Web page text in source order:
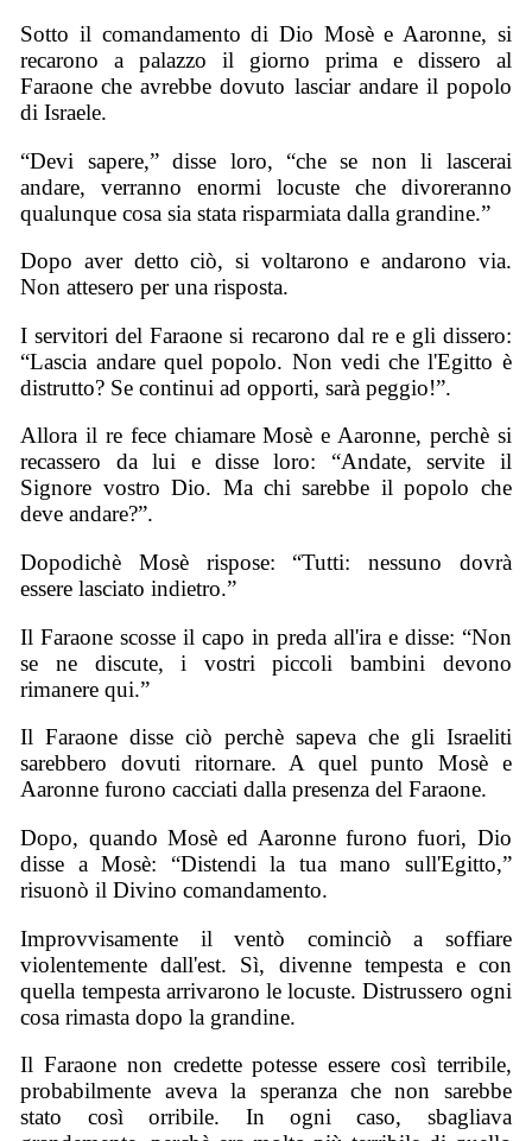
Sotto il comandamento di Dio Mosè e Aaronne, si
recarono apalazzo il giorno prima e dissero al
Faraone che avrebbe dovuto lasciar andare il popolo
di Israele.
“Devi sapere,” disse loro, “che se non li lascerai
andare, verranno enormi locuste che divoreranno
qualunque cosa sia stata risparmiata dalla grandine.”
Dopo aver detto ciò, si voltarono e andarono via.
Non attesero per una risposta.
I servitori del Faraone si recarono dal re e gli dissero:
“Lascia andare quel popolo. Non vedi che l'Egitto è
distrutto? Se continui ad opporti, sarà peggio!”.
Allora il re fece chiamare Mosè e Aaronne, perchè si
recassero da lui e disse loro: “Andate, servite il
Signore vostro Dio. Ma chi sarebbe il popolo che
deve andare?”.
Dopodichè Mosè rispose: “Tutti: nessuno dovrà
essere lasciato indietro.”
Il Faraone scosse il capo in preda all'ira e disse: “Non
se ne discute, i vostri piccoli bambini devono
rimanere qui.”
Il Faraone disse ciò perchè sapeva che gli Israeliti
sarebbero dovuti ritornare. A quel punto Mosè e
Aaronne furono cacciati dalla presenza del Faraone.
Dopo, quando Mosè ed Aaronne furono fuori, Dio
disse a Mosè: “Distendi la tua mano sull'Egitto,”
risuonò il Divinocomandamento.
Improvvisamente il ventò cominciò a soffiare
violentemente dall'est. Sì, divenne tempesta e con
quella tempesta arrivarono le locuste. Distrussero ogni
cosa rimasta dopo la grandine.
Il Faraone non credette potesse essere così terribile,
probabilmente aveva la speranza che non sarebbe
stato così orribile. In ogni caso, sbagliava